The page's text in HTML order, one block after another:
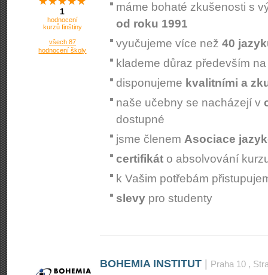
1
hodnocení
kurzů finštiny
všech 87
hodnocení školy
máme bohaté zkušenosti s
od roku 1991
vyučujeme více než 40
klademe důraz především
disponujeme kvalitními a
naše učebny se nacházejí v
dostupné
jsme členem Asociace
certifikát o absolvování
k Vašim potřebám
slevy pro studenty
BOHEMIA INSTITUT Praha 10 ,